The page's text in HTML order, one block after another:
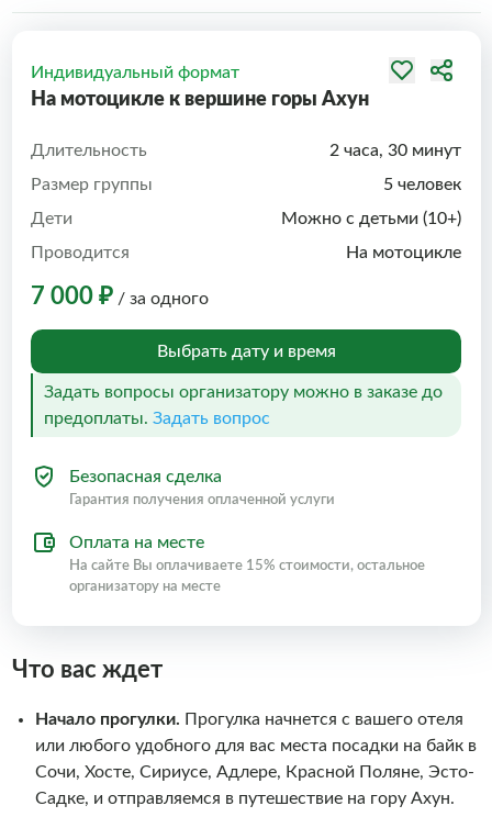
Индивидуальный формат
На мотоцикле к вершине горы Ахун
Длительность
2 часа, 30 минут
Размер группы
5 человек
Дети
Можно с детьми (10+)
Проводится
На мотоцикле
7 000 ₽ / за одного
Выбрать дату и время
Задать вопросы организатору можно в заказе до
предоплаты. Задать вопрос
Безопасная сделка
Гарантия получения оплаченной услуги
Оплата на месте
На сайте Вы оплачиваете 15% стоимости, остальное
организатору на месте
Что вас ждет
Начало прогулки. Прогулка начнется с вашего отеля
или любого удобного для вас места посадки на байк в
Сочи, Хосте, Сириусе, Адлере, Красной Поляне, Эсто-
Садке, и отправляемся в путешествие на гору Ахун.